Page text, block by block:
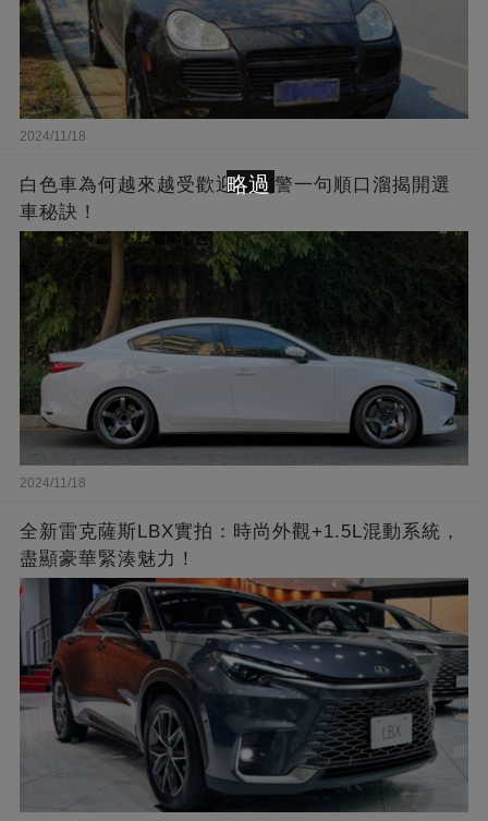
2024/11/18
白色車為何越來越受歡迎？交警一句順口溜揭開選
車秘訣！
2024/11/18
全新雷克薩斯LBX實拍：時尚外觀+1.5L混動系統，
盡顯豪華緊湊魅力！
略過